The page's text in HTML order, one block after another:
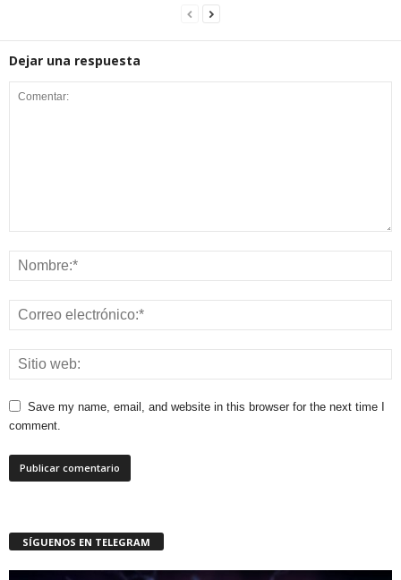
Dejar una respuesta
Save my name, email, and website in this browser for the next time I
comment.
SÍGUENOS EN TELEGRAM